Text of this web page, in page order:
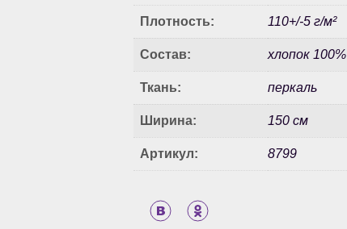
Плотность: 110+/-5 г/м²
Состав: хлопок 100%
Ткань: перкаль
Ширина: 150 см
Артикул: 8799